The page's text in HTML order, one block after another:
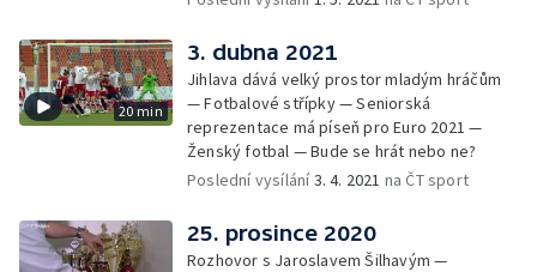
20 min
3. dubna 2021
Jihlava dává velký prostor mladým hráčům
— Fotbalové střípky — Seniorská
reprezentace má píseň pro Euro 2021 —
Ženský fotbal — Bude se hrát nebo ne?
Poslední vysílání3. 4. 2021 na ČT sport
25. prosince 2020
Rozhovor s Jaroslavem Šilhavým —